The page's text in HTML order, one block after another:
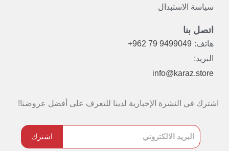
سياسة الاستبدال
اتصل بنا
هاتف: +962 79 9499049
البريد:
info@karaz.store
اشترك في النشرة الإخبارية لدينا للتعرف على أفضل عروضنا!
اشترك